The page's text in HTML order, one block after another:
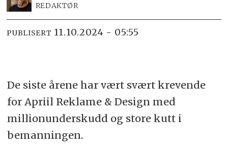
REDAKTØR
PUBLISERT 11.10.2024 - 05:55
De siste årene har vært svært krevende
for Apriil Reklame & Design med
millionunderskudd og store kutt i
bemanningen.